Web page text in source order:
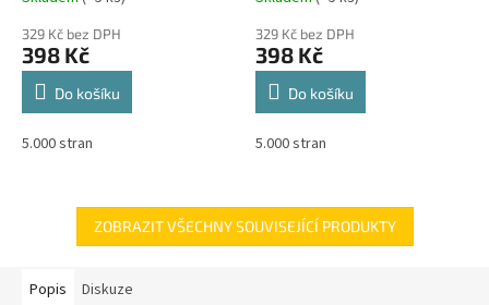
329 Kč bez DPH
398 Kč
Do košíku
5.000 stran
329 Kč bez DPH
398 Kč
Do košíku
5.000 stran
ZOBRAZIT VŠECHNY SOUVISEJÍCÍ PRODUKTY
Popis Diskuze